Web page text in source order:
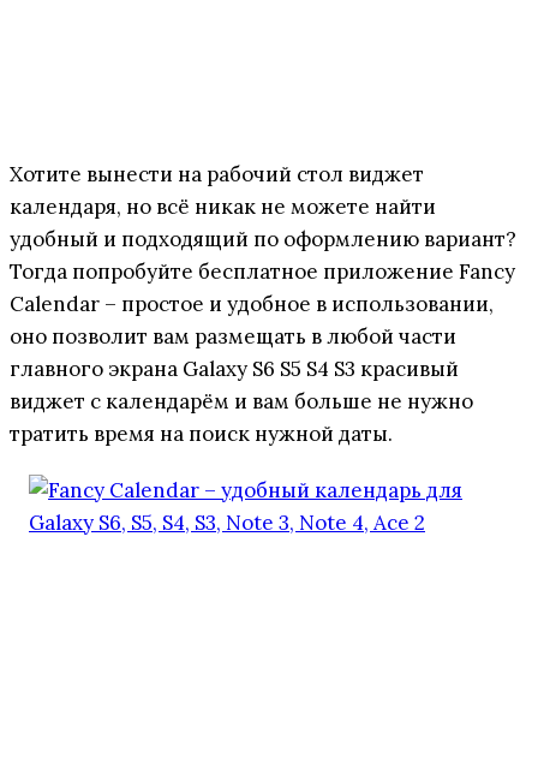
Хотите вынести на рабочий стол виджет
календаря, но всё никак не можете найти
удобный и подходящий по оформлению вариант?
Тогда попробуйте бесплатное приложение Fancy
Calendar – простое и удобное в использовании,
оно позволит вам размещать в любой части
главного экрана Galaxy S6 S5 S4 S3 красивый
виджет с календарём и вам больше не нужно
тратить время на поиск нужной даты.